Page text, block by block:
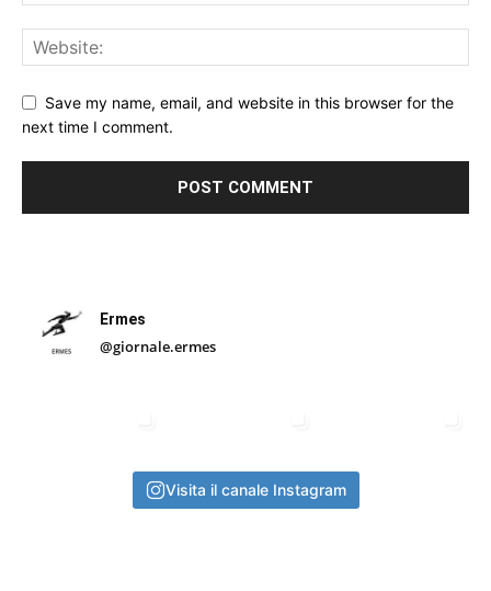
Save my name, email, and website in this browser for the
next time I comment.
Ermes
@giornale.ermes
Visita il canale Instagram